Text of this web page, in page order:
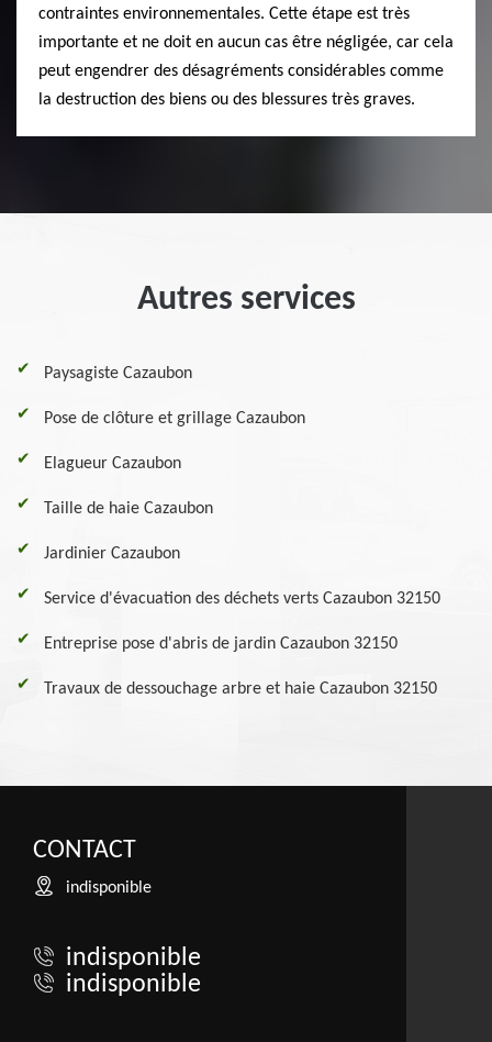
contraintes environnementales. Cette étape est très
importante et ne doit en aucun cas être négligée, car cela
peut engendrer des désagréments considérables comme
la destruction des biens ou des blessures très graves.
Autres services
Paysagiste Cazaubon
Pose de clôture et grillage Cazaubon
Elagueur Cazaubon
Taille de haie Cazaubon
Jardinier Cazaubon
Service d'évacuation des déchets verts Cazaubon 32150
Entreprise pose d'abris de jardin Cazaubon 32150
Travaux de dessouchage arbre et haie Cazaubon 32150
CONTACT
indisponible
indisponible
indisponible